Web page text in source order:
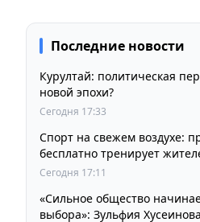
Последние новости
Курултай: политическая
новой эпохи?
Сегодня 17:33
Спорт на свежем воздухе:
бесплатно тренирует
Сегодня 17:11
«Сильное общество
выбора»: Зульфия